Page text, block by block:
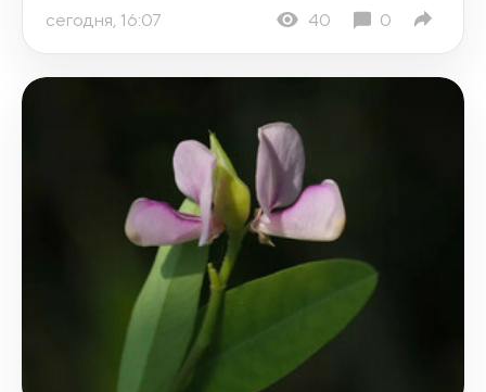
сегодня, 16:07 40 0